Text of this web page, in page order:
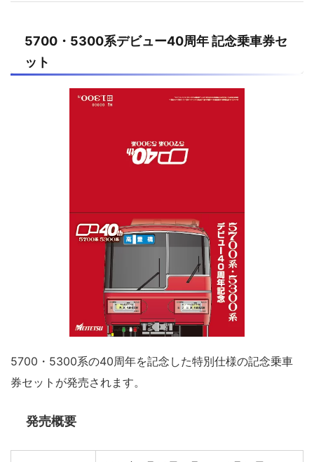
5700・5300系デビュー40周年 記念乗車券セ
ット
5700・5300系の40周年を記念した特別仕様の記念乗車
券セットが発売されます。
発売概要